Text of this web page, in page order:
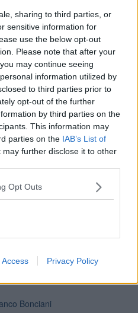
sharing to third parties, or
sensitive information for
use the below opt-out
Please note that after your
may continue seeing
information utilized by
to third parties prior to
opt-out of the further
by third parties on the
This information may
parties on the IAB’s List of
may further disclose it to other
Opt Outs
Access Privacy Policy
a che fare con un mondo dove,
il sondaggio di domani, ma
Perchè i Giochi si svolgono
unici, universali,
quelli di Tokyo, si gode,
bellissimo. Perchè le Olimpiadi
ogni tre per due e il giorno
della Toscana iscriviti alla
Bonciani